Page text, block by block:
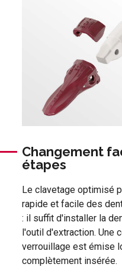
Changement
étapes
Le clavetage optimisé
rapide et facile des
: il suffit d'installer la
l'outil d'extraction. Une
verrouillage est émise
complètement insérée.